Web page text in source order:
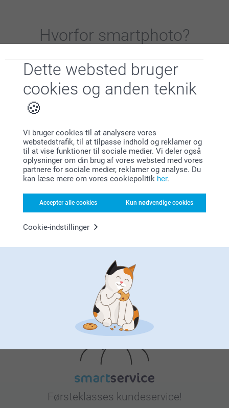
Dette websted bruger
cookies og anden teknik
Vi bruger cookies til at analysere vores
webstedstrafik, til at tilpasse indhold og reklamer og
til at vise funktioner til sociale medier. Vi deler også
oplysninger om din brug af vores websted med vores
partnere for sociale medier, reklamer og analyse. Du
kan læse mere om vores cookiepolitik her.
Accepter alle cookies Kun nødvendige cookies
Cookie-indstillinger
Hvorfor smartphoto?
Tilfreds kunde garanti
Leder du efter inspiration?
Førsteklasses kundeservice!